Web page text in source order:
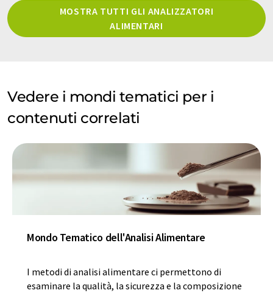
MOSTRA TUTTI GLI ANALIZZATORI
ALIMENTARI
Vedere i mondi tematici per i
contenuti correlati
Mondo Tematico dell'Analisi Alimentare
I metodi di analisi alimentare ci permettono di
esaminare la qualità, la sicurezza e la composizione